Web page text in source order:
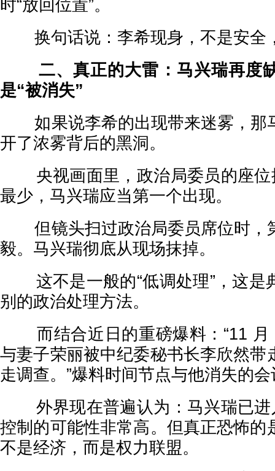
时“放回位置”。
换句话说：李希现身，不是安全
二、真正的大雷：马兴瑞再度
是“被消失”
如果说李希的出现带来迷雾，那
开了浓雾背后的黑洞。
央视画面里，政治局委员的座位
最少，马兴瑞应当第一个出现。
但镜头扫过政治局委员席位时，
毅。马兴瑞彻底从现场抹掉。
这不是一般的“低调处理”，这是
别的政治处理方法。
而结合近日的重磅爆料：“11 月
与妻子荣丽被中纪委秘书长李欣然带
走调查。”爆料时间节点与他消失的
外界现在普遍认为：马兴瑞已进
控制的可能性非常高。但真正恐怖的
不是经济，而是权力联盟。